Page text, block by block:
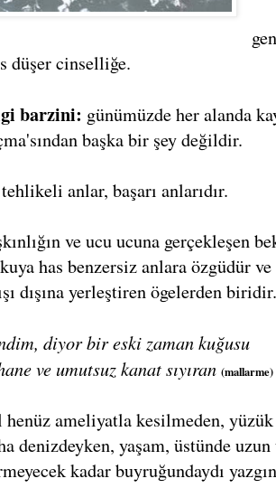
düşer cinselliğe.
barzini: günümüzde her alanda
başka bir şey değildir.
anlar, başarı anlarıdır.
ve ucu ucuna gerçekleşen
has benzersiz anlara özgüdür ve
dışına yerleştiren ögelerden biridir.
diyor bir eski zaman kuğusu
ve umutsuz kanat sıyıran (mallarme)
henüz ameliyatla kesilmeden,
denizdeyken, yaşam, üstünde
kadar buyruğundaydı